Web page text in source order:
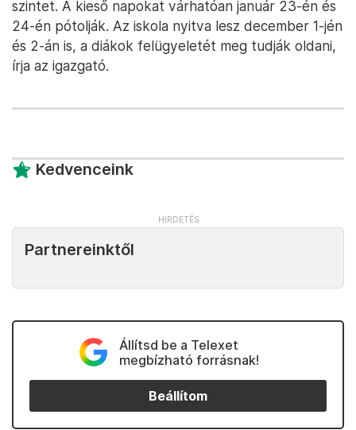
szintet. A kieső napokat várhatóan január 23-én és
24-én pótolják. Az iskola nyitva lesz december 1-jén
és 2-án is, a diákok felügyeletét meg tudják oldani,
írja az igazgató.
Kedvenceink
Partnereinktől
Állítsd be a Telexet
megbízható forrásnak!
Beállítom